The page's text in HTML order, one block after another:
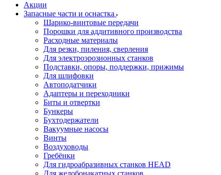
Акции
Запасные части и оснастка
Шарико-винтовые передачи
Порошки для аддитивного производства
Расходные материалы
Для резки, пиления, сверления
Для электроэрозионных станков
Подставки, опоры, поддержки, прижимы
Для шлифовки
Автоподатчики
Адаптеры и переходники
Биты и отвертки
Бункеры
Бухтодержатели
Вакуумные насосы
Винты
Воздуховоды
Гребёнки
Для гидроабразивных станков HEAD
Для желобонакатных станков